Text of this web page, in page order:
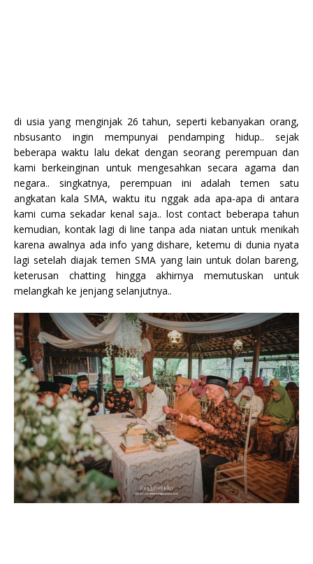
di usia yang menginjak 26 tahun, seperti kebanyakan orang,
nbsusanto ingin mempunyai pendamping hidup.. sejak
beberapa waktu lalu dekat dengan seorang perempuan dan
kami berkeinginan untuk mengesahkan secara agama dan
negara.. singkatnya, perempuan ini adalah temen satu
angkatan kala SMA, waktu itu nggak ada apa-apa di antara
kami cuma sekadar kenal saja.. lost contact beberapa tahun
kemudian, kontak lagi di line tanpa ada niatan untuk menikah
karena awalnya ada info yang dishare, ketemu di dunia nyata
lagi setelah diajak temen SMA yang lain untuk dolan bareng,
keterusan chatting hingga akhirnya memutuskan untuk
melangkah ke jenjang selanjutnya..